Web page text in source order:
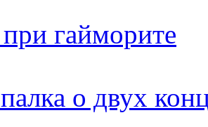
гайморите
о двух